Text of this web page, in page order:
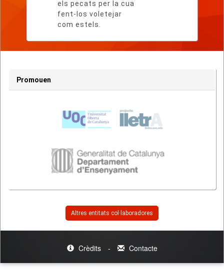
els pecats per la cua
fent-los voletejar
com estels.
Promouen
Altres entitats col·laboradores
Crèdits - Contacte